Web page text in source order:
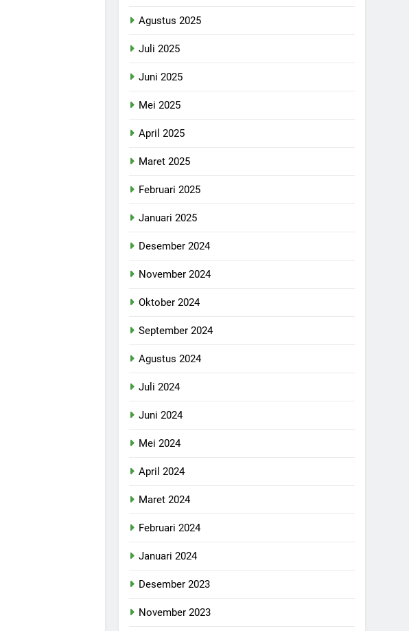
Agustus 2025
Juli 2025
Juni 2025
Mei 2025
April 2025
Maret 2025
Februari 2025
Januari 2025
Desember 2024
November 2024
Oktober 2024
September 2024
Agustus 2024
Juli 2024
Juni 2024
Mei 2024
April 2024
Maret 2024
Februari 2024
Januari 2024
Desember 2023
November 2023